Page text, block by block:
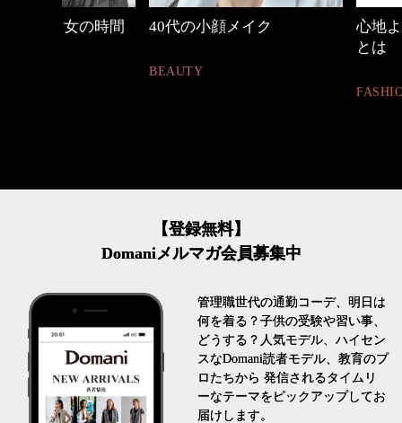
40代の小顔メイク
心地よくいられる
【登録無料】
Domaniメルマガ会員募集中
管理職世代の通勤コーデ、明日は
何を着る？子供の受験や習い事、
どうする？人気モデル、ハイセン
スなDomani読者モデル、教育のプ
ロたちから 発信されるタイムリ
ーなテーマをピックアップしてお
届けします。